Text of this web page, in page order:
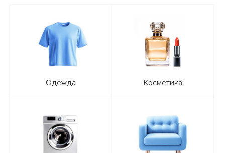
Одежда Косметика